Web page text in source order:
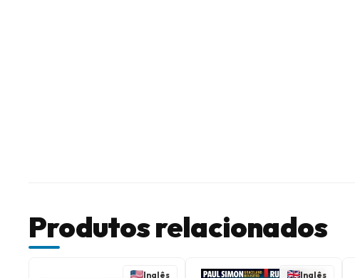
Produtos relacionados
Inglês Inglês